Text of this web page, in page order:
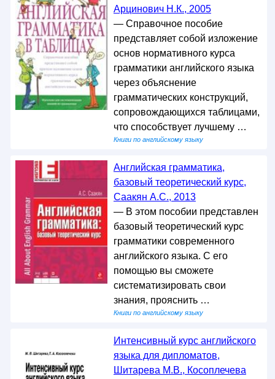
Арцинович Н.К., 2005
— Справочное пособие
представляет собой изложение
основ нормативного курса
грамматики английского языка
через объяснение
грамматических конструкций,
сопровождающихся таблицами,
что способствует лучшему …
Книги по английскому языку
Английская грамматика,
базовый теоретический курс,
Саакян А.С., 2013
— В этом пособии представлен
базовый теоретический курс
грамматики современного
английского языка. С его
помощью вы сможете
систематизировать свои
знания, прояснить …
Книги по английскому языку
Интенсивный курс английского
языка для дипломатов,
Шитарева М.В., Косоплечева